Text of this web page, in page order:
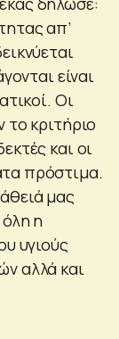
απ’
είναι
Οι
κριτήριο
και οι
πρόστιμα.
μας
όλη η
υγιούς
αλλά και